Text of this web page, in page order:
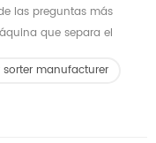
las preguntas más
que separa el
equipo que ayuda a
de defectos en
manufacturer